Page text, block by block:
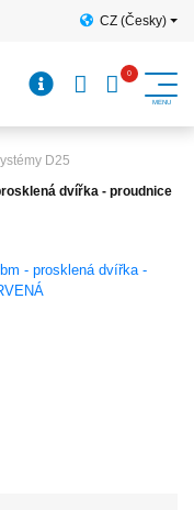
CZ (Česky)
D25
dvířka - proudnice